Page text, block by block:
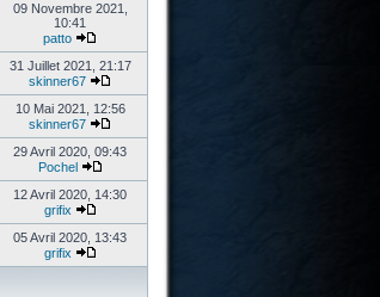
09 Novembre 2021,
10:41
patto
31 Juillet 2021, 21:17
skinner67
10 Mai 2021, 12:56
skinner67
29 Avril 2020, 09:43
Pochel
12 Avril 2020, 14:30
grifix
05 Avril 2020, 13:43
grifix